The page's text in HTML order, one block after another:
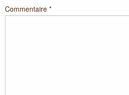
Commentaire *